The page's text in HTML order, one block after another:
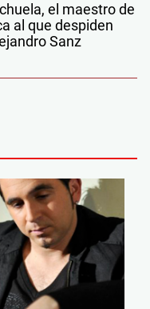
el maestro de
al que despiden
Sanz